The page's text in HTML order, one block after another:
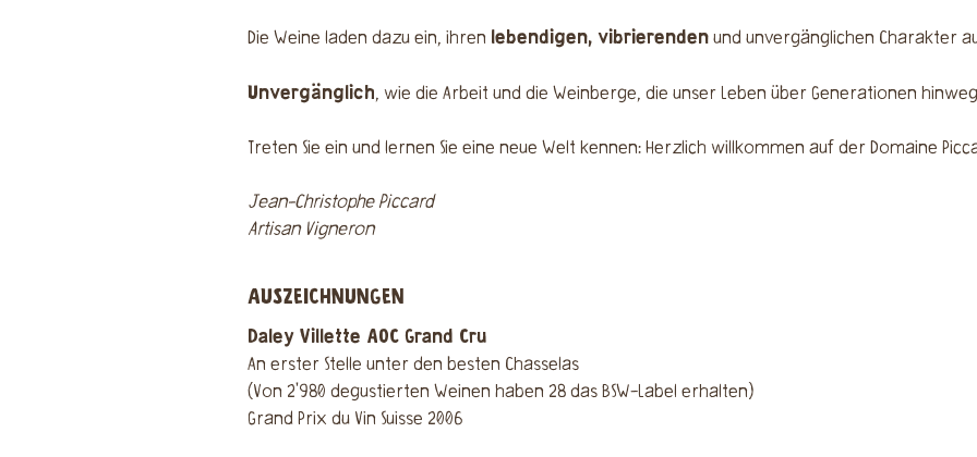
Die Weine laden dazu ein, ihren lebendigen, vibrierenden und unvergänglichen Charakter
Unvergänglich, wie die Arbeit und die Weinberge, die unser Leben über Generationen
Treten Sie ein und lernen Sie eine neue Welt kennen: Herzlich willkommen auf der Domaine
Jean-Christophe Piccard
Artisan Vigneron
AUSZEICHNUNGEN
Daley Villette AOC Grand Cru
An erster Stelle unter den besten Chasselas
(Von 2'980 degustierten Weinen haben 28 das BSW-Label erhalten)
Grand Prix du Vin Suisse 2006